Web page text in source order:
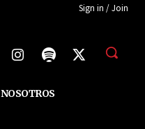
Sign in / Join
NOSOTROS